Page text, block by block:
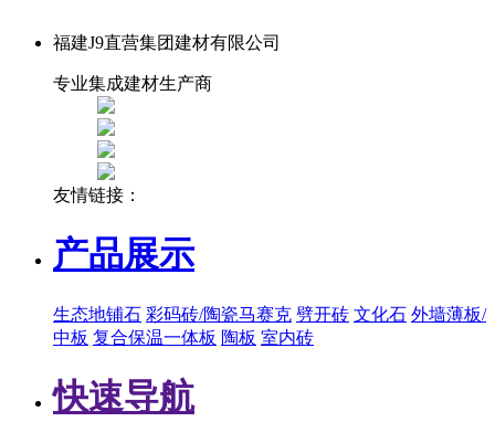
福建J9直营集团建材有限公司
专业集成建材生产商
友情链接：
产品展示
生态地铺石 彩码砖/陶瓷马赛克 劈开砖 文化石 外墙薄板/
中板 复合保温一体板 陶板 室内砖
快速导航